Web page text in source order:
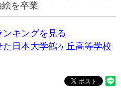
を卒業
キングを見る
日本大学鶴ヶ丘高等学校